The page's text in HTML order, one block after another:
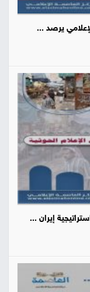
يرصد ...
إيران ...